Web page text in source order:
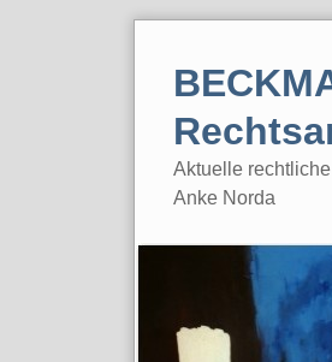
Aktuelle
Anke Norda